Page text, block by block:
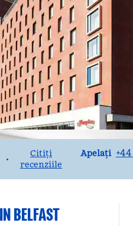
•
Citiți
recenziile
Apelați
Apelare
BELFAST